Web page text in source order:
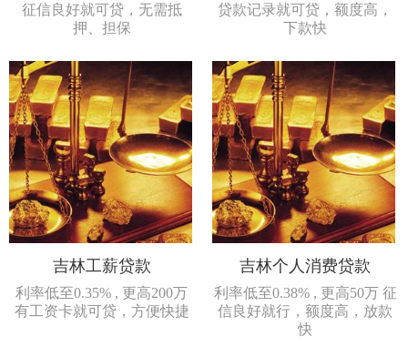
征信良好就可贷，无需抵
押、担保
贷款记录就可贷，额度高，
下款快
吉林工薪贷款
利率低至0.35% , 更高200万
有工资卡就可贷，方便快捷
吉林个人消费贷款
利率低至0.38% , 更高50万 征
信良好就行，额度高，放款
快